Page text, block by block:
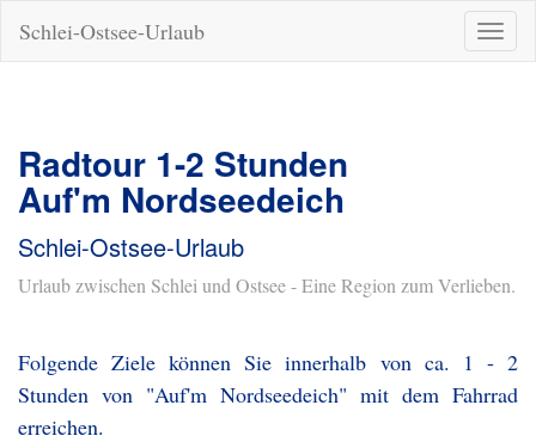
ein-/
Schlei-Ostsee-Urlaub
Radtour 1-2 Stunden
Auf'm Nordseedeich
Schlei-Ostsee-Urlaub
Urlaub zwischen Schlei und Ostsee - Eine Region zum Verlieben.
Folgende Ziele können Sie innerhalb von ca. 1 - 2
Stunden von "Auf'm Nordseedeich" mit dem Fahrrad
erreichen.